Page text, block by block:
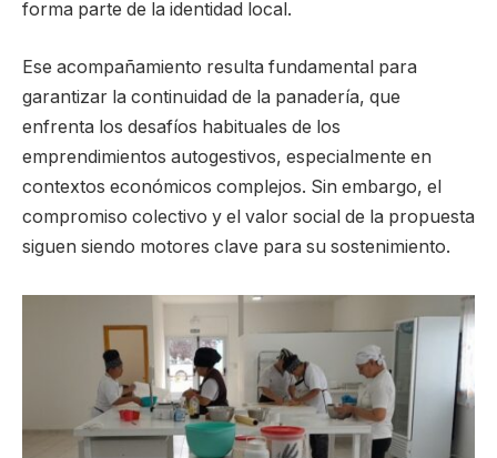
forma parte de la identidad local.
Ese acompañamiento resulta fundamental para
garantizar la continuidad de la panadería, que
enfrenta los desafíos habituales de los
emprendimientos autogestivos, especialmente en
contextos económicos complejos. Sin embargo, el
compromiso colectivo y el valor social de la propuesta
siguen siendo motores clave para su sostenimiento.